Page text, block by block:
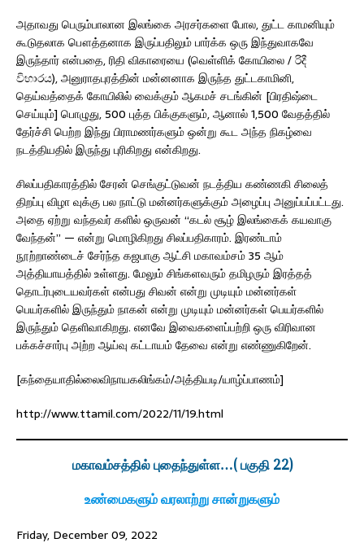
அதாவது பெரும்பாலான இலங்கை அரசர்களை போல, துட்ட காமனியும்
கூடுதலாக பௌத்தனாக இருப்பதிலும் பார்க்க ஒரு இந்துவாகவே
இருந்தார் என்பதை, ரிதி விகாரையை (வெள்ளிக் கோயிலை / රිදී
විහාරය), அனுராதபுரத்தின் மன்னனாக இருந்த துட்டகாமினி,
தெய்வத்தைக் கோயிலில் வைக்கும் ஆகமச் சடங்கின் [பிரதிஷ்டை
செய்யும்] பொழுது, 500 புத்த பிக்குகளும், ஆனால் 1,500 வேதத்தில்
தேர்ச்சி பெற்ற இந்து பிராமணர்களும் ஒன்று கூட அந்த நிகழ்வை
நடத்தியதில் இருந்து புரிகிறது என்கிறது.
சிலப்பதிகாரத்தில் சேரன் செங்குட்டுவன் நடத்திய கண்ணகி சிலைத்
திறப்பு விழா வுக்கு பல நாட்டு மன்னர்களுக்கும் அழைப்பு அனுப்பப்பட்டது.
அதை ஏற்று வந்தவர் களில் ஒருவன் “கடல் சூழ் இலங்கைக் கயவாகு
வேந்தன்” — என்று மொழிகிறது சிலப்பதிகாரம். இரண்டாம்
நூற்றாண்டைச் சேர்ந்த கஜபாகு ஆட்சி மகாவம்சம் 35 ஆம்
அத்தியாயத்தில் உள்ளது. மேலும் சிங்களவரும் தமிழரும் இரத்தத்
தொடர்புடையவர்கள் என்பது சிவன் என்று முடியும் மன்னர்கள்
பெயர்களில் இருந்தும் நாகன் என்று முடியும் மன்னர்கள் பெயர்களில்
இருந்தும் தெளிவாகிறது. எனவே இவைகளைப்பற்றி ஒரு விரிவான
பக்கச்சார்பு அற்ற ஆய்வு கட்டாயம் தேவை என்று எண்ணுகிறேன்.
[கந்தையாதில்லைவிநாயகலிங்கம்/அத்தியடி/யாழ்ப்பாணம்]
http://www.ttamil.com/2022/11/19.html
மகாவம்சத்தில் புதைந்துள்ள…( பகுதி 22)
உண்மைகளும் வரலாற்று சான்றுகளும்
Friday, December 09, 2022